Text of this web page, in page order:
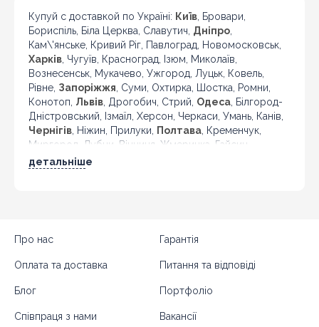
Купуй с доставкой по Україні: Київ , Бровари,
Бориспіль, Біла Церква, Славутич, Дніпро
Кам\'янське, Кривий Ріг, Павлоград, Новомосковськ,
Харків , Чугуїв, Красноград, Ізюм, Миколаїв,
Вознесенськ, Мукачево, Ужгород, Луцьк, Ковель,
Рівне, Запоріжжя , Суми, Охтирка, Шостка, Ромни,
Конотоп, Львів , Дрогобич, Стрий, Одеса , Білгород-
Дністровський, Ізмаїл, Херсон, Черкаси, Умань, Канів,
Чернігів , Ніжин, Прилуки, Полтава , Кременчук,
Миргород, Лубни, Вінниця, Жмеринка, Гайсин,
Бердичів, Житомир, Новоград-Волинський,
детальніше
Про нас Гарантія
Оплата та доставка Питання та відповіді
Блог Портфоліо
Співпраця з нами Вакансії